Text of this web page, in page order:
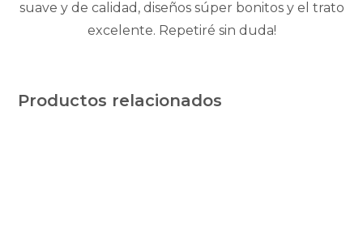
suave y de calidad, diseños súper bonitos y el trato
excelente. Repetiré sin duda!
Productos relacionados